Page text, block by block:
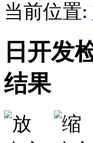
当前位置:
日开发
结果